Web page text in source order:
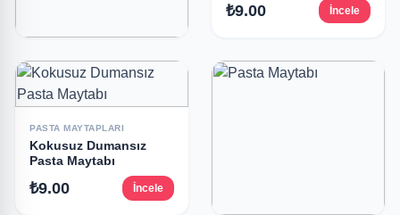
Pasta Volkanı Kokusuz
₺9.00 İncele
₺9.00 İncele
PASTA MAYTAPLARI
Kokusuz Dumansız
Pasta Maytabı
₺9.00 İncele